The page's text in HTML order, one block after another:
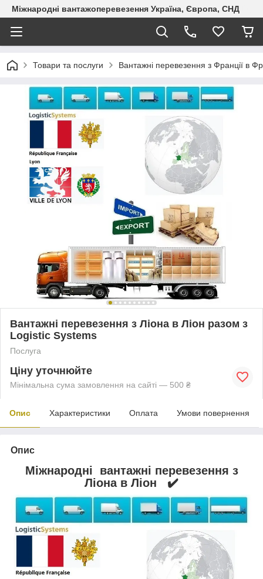
Міжнародні вантажоперевезення Україна, Європа, СНД
Товари та послуги Вантажні перевезення з Франції в
Вантажні перевезення з Ліона в Ліон разом з
Logistic Systems
Послуга
Ціну уточнюйте
Мінімальна сума замовлення на сайті — 500 ₴
Опис Характеристики Оплата Умови повернення
Опис
Міжнародні вантажні перевезення з
Ліона в Ліон ✔